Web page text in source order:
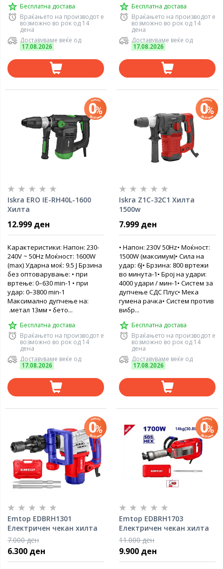
Бесплатна достава
Враќањето на производот е
возможно во рок од 14
дена
Доставуваме веќе од
17.08.2026
Бесплатна достава
Враќањето на производот е
возможно во рок од 14
дена
Доставуваме веќе од
17.08.2026
Iskra ERO IE-RH40L-1600
Хилта
12.999 ден
Карактеристики: Напон: 230-
240V ~ 50Hz Моќност: 1600W
(max) Ударна моќ: 9.5 J Брзина
без оптоварување: • при
вртење: 0–630 min-1 • при
удар: 0–3800 min-1
Максимално дупчење на:
.метал 13мм • бето...
Бесплатна достава
Враќањето на производот е
возможно во рок од 14
дена
Доставуваме веќе од
17.08.2026
Iskra Z1C-32C1 Хилта
1500w
7.999 ден
• Напон: 230V 50Hz• Моќност:
1500W (максимум)• Сила на
удар: 6J• Брзина: 800 вртежи
во минута-1• Број на удари:
4000 удари / мин-1• Систем за
дупчење СДС Плус• Мека
гумена рачка• Систем против
вибр...
Бесплатна достава
Враќањето на производот е
возможно во рок од 14
дена
Доставуваме веќе од
17.08.2026
Emtop EDBRH1301
Електричен чекан хилта
1300 W
7.000 ден
6.300 ден
Emtop EDBRH1703
Електричен чекан хилта
1700W
11.000 ден
9.900 ден